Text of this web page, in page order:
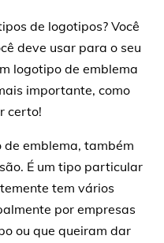
de logotipos? Você
deve usar para o seu
logotipo de emblema
importante, como
certo!
emblema, também
É um tipo particular
tem vários
por empresas
ou que queiram dar